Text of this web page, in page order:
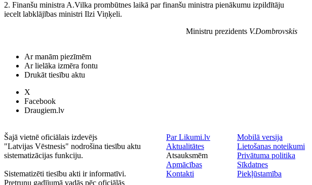
2. Finanšu ministra A.Vilka prombūtnes laikā par finanšu ministra pienākumu izpildītāju
iecelt labklājības ministri Ilzi Viņķeli.
Ministru prezidents V.Dombrovskis
Ar manām piezīmēm
Ar lielāka izmēra fontu
Drukāt tiesību aktu
X
Facebook
Draugiem.lv
Šajā vietnē oficiālais izdevējs
"Latvijas Vēstnesis" nodrošina tiesību aktu
sistematizācijas funkciju.
Sistematizēti tiesību akti ir informatīvi.
Pretrunu gadījumā vadās pēc oficiālās
Par Likumi.lv
Aktualitātes
Atsauksmēm
Apmācības
Kontakti
Mobilā versija
Lietošanas noteikumi
Privātuma politika
Sīkdatnes
Piekļūstamība